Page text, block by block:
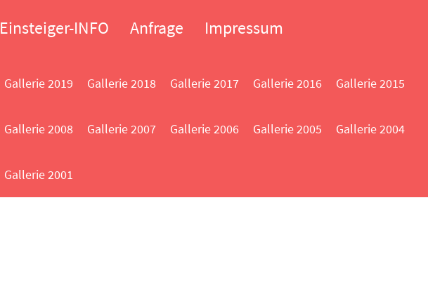
Einsteiger-INFO Anfrage Impressum
Gallerie 2019 Gallerie 2018 Gallerie 2017 Gallerie 2016 Gallerie 2015
Gallerie 2008 Gallerie 2007 Gallerie 2006 Gallerie 2005 Gallerie 2004
Gallerie 2001